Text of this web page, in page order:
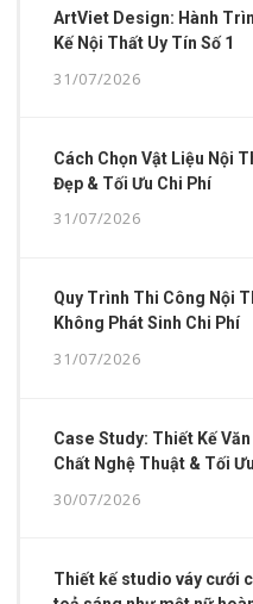
ArtViet Design: Hành
Kế Nội Thất Uy Tín Số 1
31/07/2026
Cách Chọn Vật Liệu Nội
Đẹp & Tối Ưu Chi Phí
31/07/2026
Quy Trình Thi Công Nội
Không Phát Sinh Chi Phí
31/07/2026
Case Study: Thiết Kế
Chất Nghệ Thuật & Tối
30/07/2026
Thiết kế studio váy cưới